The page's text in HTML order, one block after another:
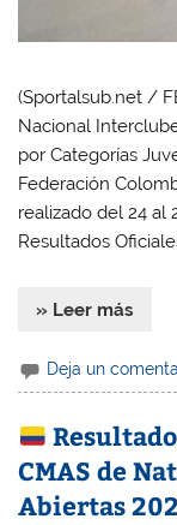
(Sportalsub.net /
Nacional
por Categorías
Federación
realizado del 24 al
Resultados
» Leer más
Deja un
CMAS de
Abiertas